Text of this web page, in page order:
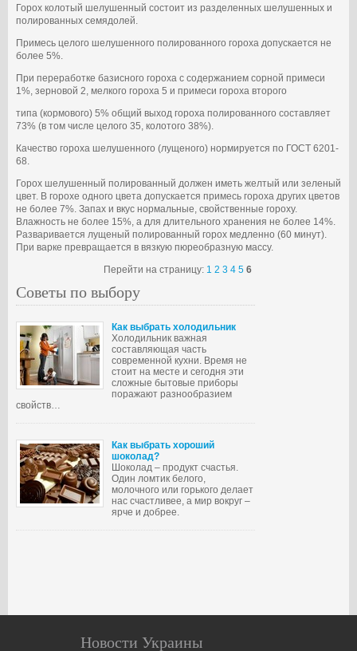
Горох колотый шелушенный состоит из разделенных шелушенных и
полированных семядолей.
Примесь целого шелушенного полированного гороха допускается не
более 5%.
При переработке базисного гороха с содержанием сорной примеси
1%, зерновой 2, мелкого гороха 5 и примеси гороха второго
типа (кормового) 5% общий выход гороха полированного составляет
73% (в том числе целого 35, колотого 38%).
Качество гороха шелушенного (лущеного) нормируется по ГОСТ 6201-
68.
Горох шелушенный полированный должен иметь желтый или зеленый
цвет. В горохе одного цвета допускается примесь гороха других цветов
не более 7%. Запах и вкус нормальные, свойственные гороху.
Влажность не более 15%, а для длительного хранения не более 14%.
Разваривается лущеный полированный горох медленно (60 минут).
При варке превращается в вязкую пюреобразную массу.
Перейти на страницу: 1 2 3 4 5 6
Советы по выбору
Как выбрать холодильник
Холодильник важная
составляющая часть
современной кухни. Время не
стоит на месте и сегодня эти
сложные бытовые приборы
поражают разнообразием
свойств…
Как выбрать хороший
шоколад?
Шоколад – продукт счастья.
Один ломтик белого,
молочного или горького делает
нас счастливее, а мир вокруг –
ярче и добрее.
Новости Украины